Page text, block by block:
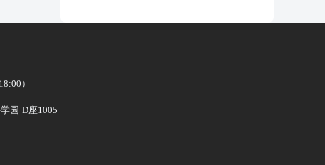
）
园·D座1005